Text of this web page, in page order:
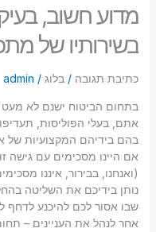
מדוע חשוב,
בשירותיו של
כתיבת תגובה / בלוג/
admin
בתחום הביטוח ישנם לא
אתם, בעלי הפוליסות,
בהם בידיהם המקצועיות של
אם היינו מסכימים עם גישה
(ואנחנו, בבירור, איננו
נותן בידיכם את השליטה
שבו אסור לכם להיכנע לדחף
אחר לנהל את העניינים –